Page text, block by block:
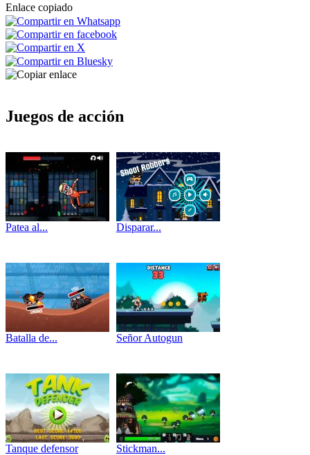
Enlace copiado
Juegos de acción
Patea al... Disparar...
Batalla de... Señor Autogun
Tanque defensor Stickman...